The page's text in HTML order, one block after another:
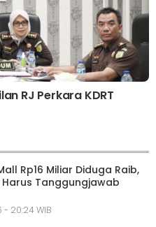
RJ Perkara KDRT
Rp16 Miliar Diduga Raib,
Tanggungjawab
20:24 WIB